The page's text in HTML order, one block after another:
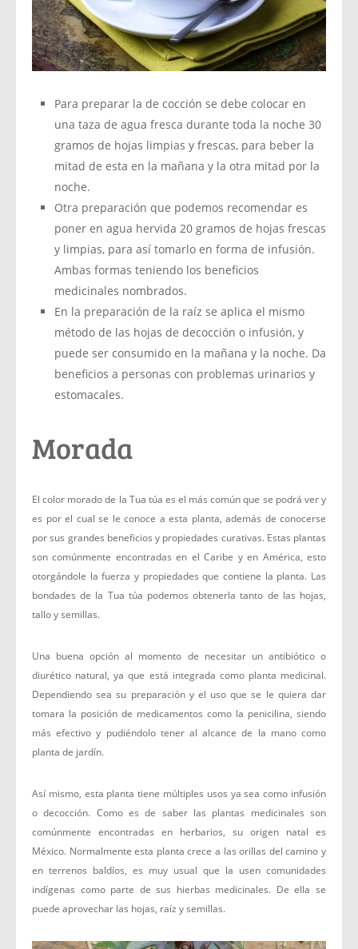
Para preparar la de cocción se debe colocar en
una taza de agua fresca durante toda la noche 30
gramos de hojas limpias y frescas, para beber la
mitad de esta en la mañana y la otra mitad por la
noche.
Otra preparación que podemos recomendar es
poner en agua hervida 20 gramos de hojas frescas
y limpias, para así tomarlo en forma de infusión.
Ambas formas teniendo los beneficios
medicinales nombrados.
En la preparación de la raíz se aplica el mismo
método de las hojas de decocción o infusión, y
puede ser consumido en la mañana y la noche. Da
beneficios a personas con problemas urinarios y
estomacales.
Morada
El color morado de la Tua túa es el más común que se podrá ver y
es por el cual se le conoce a esta planta, además de conocerse
por sus grandes beneficios y propiedades curativas. Estas plantas
son comúnmente encontradas en el Caribe y en América, esto
otorgándole la fuerza y propiedades que contiene la planta. Las
bondades de la Tua túa podemos obtenerla tanto de las hojas,
tallo y semillas.
Una buena opción al momento de necesitar un antibiótico o
diurético natural, ya que está integrada como planta medicinal.
Dependiendo sea su preparación y el uso que se le quiera dar
tomara la posición de medicamentos como la penicilina, siendo
más efectivo y pudiéndolo tener al alcance de la mano como
planta de jardín.
Así mismo, esta planta tiene múltiples usos ya sea como infusión
o decocción. Como es de saber las plantas medicinales son
comúnmente encontradas en herbarios, su origen natal es
México. Normalmente esta planta crece a las orillas del camino y
en terrenos baldíos, es muy usual que la usen comunidades
indígenas como parte de sus hierbas medicinales. De ella se
puede aprovechar las hojas, raíz y semillas.